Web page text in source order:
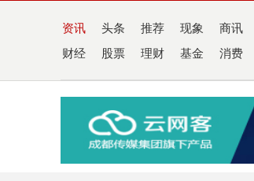
资讯 头条 推荐 现象 商讯
财经 股票 理财 基金 消费